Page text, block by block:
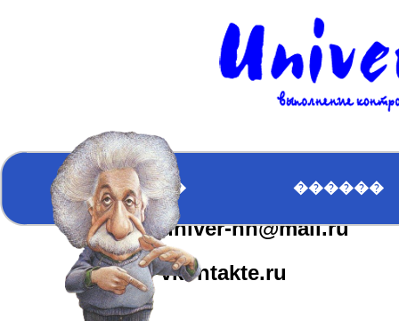
��������
�������
ICQ:617163610
univer-nn@mail.ru
vkontakte.ru
������� ������
����� ������